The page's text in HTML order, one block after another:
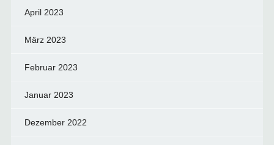
April 2023
März 2023
Februar 2023
Januar 2023
Dezember 2022